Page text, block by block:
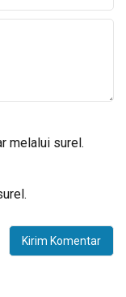
melalui surel.